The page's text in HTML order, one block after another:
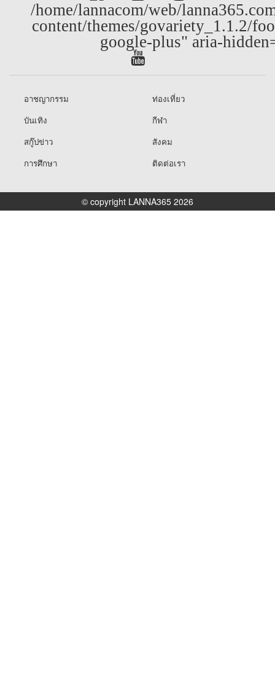
/home/lannacom/web/
content/themes/govariety_1.1.2/
google-plus" aria-
อาชญากรรม
ท่องเที่ยว
บันเทิง
กีฬา
สกู๊ปข่าว
สังคม
การศึกษา
ติดต่อเรา
© copyright LANNA365 2026